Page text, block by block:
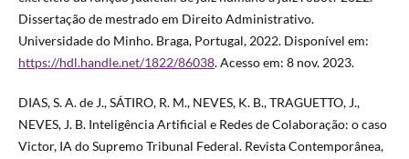
Dissertação de mestrado em Direito Administrativo.
Universidade do Minho. Braga, Portugal, 2022. Disponível em:
https://hdl.handle.net/1822/86038. Acesso em: 8 nov. 2023.
DIAS, S. A. de J., SÁTIRO, R. M., NEVES, K. B., TRAGUETTO, J.,
NEVES, J. B. Inteligência Artificial e Redes de Colaboração: o caso
Victor, IA do Supremo Tribunal Federal. Revista Contemporânea,